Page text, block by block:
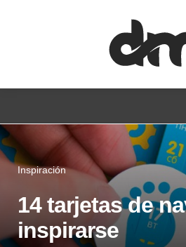
Inspiración
14 tarjetas de
inspirarse